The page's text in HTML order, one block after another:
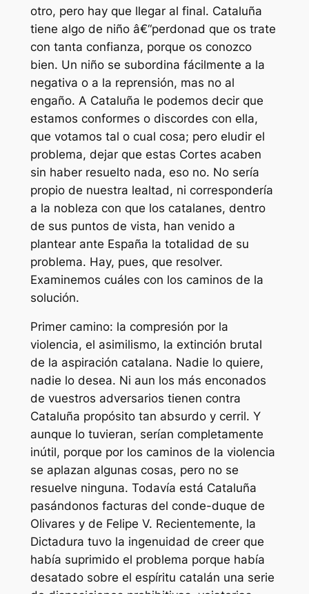
otro, pero hay que llegar al final. Cataluña
tiene algo de niño â€“perdonad que os trate
con tanta confianza, porque os conozco
bien. Un niño se subordina fácilmente a la
negativa o a la reprensión, mas no al
engaño. A Cataluña le podemos decir que
estamos conformes o discordes con ella,
que votamos tal o cual cosa; pero eludir el
problema, dejar que estas Cortes acaben
sin haber resuelto nada, eso no. No sería
propio de nuestra lealtad, ni correspondería
a la nobleza con que los catalanes, dentro
de sus puntos de vista, han venido a
plantear ante España la totalidad de su
problema. Hay, pues, que resolver.
Examinemos cuáles con los caminos de la
solución.
Primer camino: la compresión por la
violencia, el asimilismo, la extinción brutal
de la aspiración catalana. Nadie lo quiere,
nadie lo desea. Ni aun los más enconados
de vuestros adversarios tienen contra
Cataluña propósito tan absurdo y cerril. Y
aunque lo tuvieran, serían completamente
inútil, porque por los caminos de la violencia
se aplazan algunas cosas, pero no se
resuelve ninguna. Todavía está Cataluña
pasándonos facturas del conde-duque de
Olivares y de Felipe V. Recientemente, la
Dictadura tuvo la ingenuidad de creer que
había suprimido el problema porque había
desatado sobre el espíritu catalán una serie